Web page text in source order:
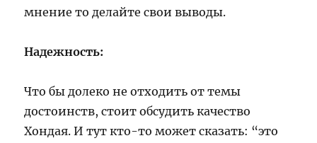
мнение то делайте свои выводы.
Надежность:
Что бы долеко не отходить от темы
достоинств, стоит обсудить качество
Хондая. И тут кто-то может сказать: “это